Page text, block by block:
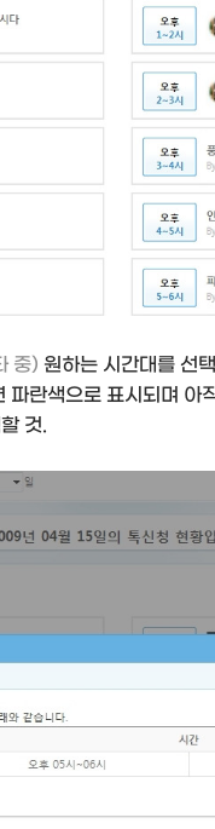
중) 원하는 시간대를 선
란색으로 표시되며 아
것.